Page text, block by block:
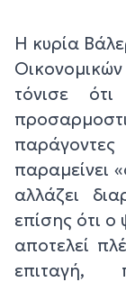
H κυρία
τόνισε
παραμείνει
αλλάζει
επίσης ότι
αποτελεί
επιταγή,